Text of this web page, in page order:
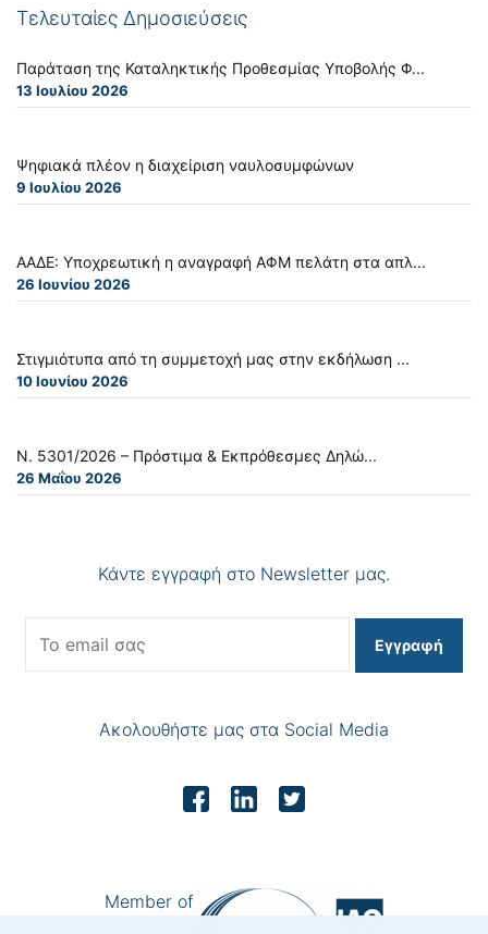
Τελευταίες Δημοσιεύσεις
Παράταση της Καταληκτικής Προθεσμίας Υποβολής Φ...
13 Ιουλίου 2026
Ψηφιακά πλέον η διαχείριση ναυλοσυμφώνων
9 Ιουλίου 2026
ΑΑΔΕ: Υποχρεωτική η αναγραφή ΑΦΜ πελάτη στα απλ...
26 Ιουνίου 2026
Στιγμιότυπα από τη συμμετοχή μας στην εκδήλωση ...
10 Ιουνίου 2026
Ν. 5301/2026 – Πρόστιμα & Εκπρόθεσμες Δηλώ...
26 Μαΐου 2026
Κάντε εγγραφή στο Newsletter μας.
Εγγραφή
Ακολουθήστε μας στα Social Media
Member of